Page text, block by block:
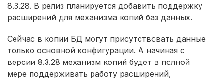
8.3.28. В релиз планируется добавить поддержку
расширений для механизма копий баз данных.
Сейчас в копии БД могут присутствовать данные
только основной конфигурации. А начиная с
версии 8.3.28 механизм копий будет в полной
мере поддерживать работу расширений,